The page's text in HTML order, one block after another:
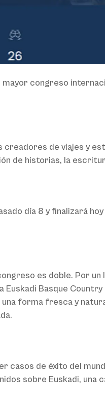
congreso
de viajes y
de historias, la
día 8 y finalizará
es doble. Por
Euskadi Basque
forma fresca y
casos de éxito del
sobre Euskadi, una